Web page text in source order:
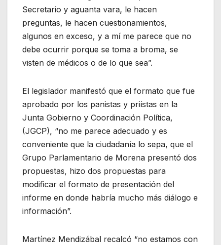
Secretario y aguanta vara, le hacen
preguntas, le hacen cuestionamientos,
algunos en exceso, y a mí me parece que no
debe ocurrir porque se toma a broma, se
visten de médicos o de lo que sea”.
El legislador manifestó que el formato que fue
aprobado por los panistas y priístas en la
Junta Gobierno y Coordinación Política,
(JGCP), “no me parece adecuado y es
conveniente que la ciudadanía lo sepa, que el
Grupo Parlamentario de Morena presentó dos
propuestas, hizo dos propuestas para
modificar el formato de presentación del
informe en donde habría mucho más diálogo e
información”.
Martínez Mendizábal recalcó “no estamos con